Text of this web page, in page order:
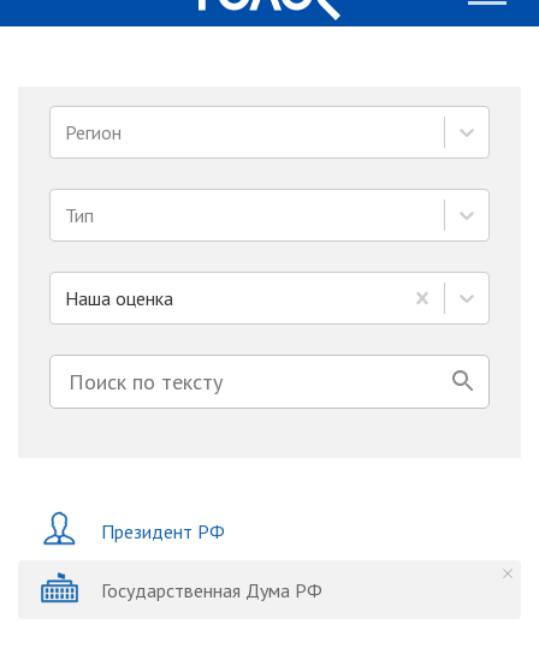
Регион
Тип
Наша оценка
Президент РФ
Государственная Дума РФ